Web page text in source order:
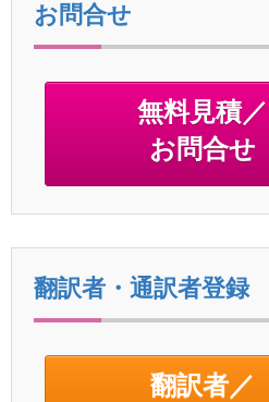
お問合せ
無料見積／
お問合せ
翻訳者・通訳者登録
翻訳者／